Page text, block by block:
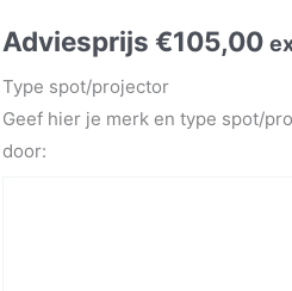
Adviesprijs€105,00
Type spot/projector
Geef hier je merk en type spot/
door: